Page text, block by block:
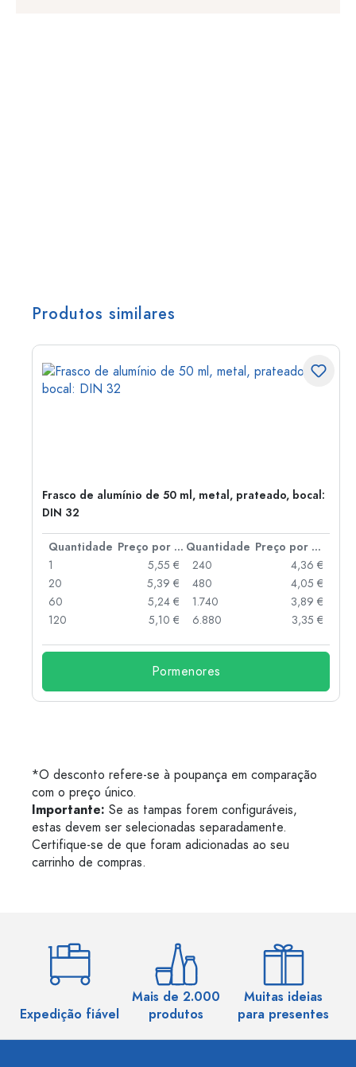
Produtos similares
Frasco de alumínio de 50 ml, metal, prateado, bocal:
DIN 32
Quantidade Preço por peça Quantidade
Preço por peça
1
5,55 €
20
5,39 €
60
5,24 €
120
5,10 €
240
4,36 €
480
4,05 €
1.740
3,89 €
6.880
3,35 €
Pormenores
*O desconto refere-se à poupança em comparação
com o preço único.
Importante: Se as tampas forem configuráveis,
estas devem ser selecionadas separadamente.
Certifique-se de que foram adicionadas ao seu
carrinho de compras.
Expedição fiável
Mais de 2.000
produtos
Muitas ideias
para presentes